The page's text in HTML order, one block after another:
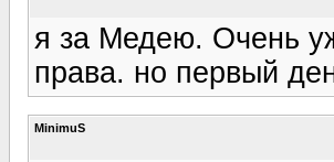
я за Медею. Очень
права. но первый
MinimuS